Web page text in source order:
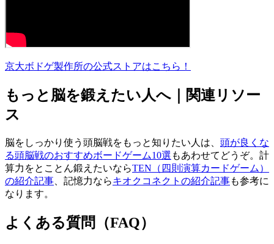
京大ボドゲ製作所の公式ストアはこちら！
もっと脳を鍛えたい人へ｜関連リソー
ス
脳をしっかり使う頭脳戦をもっと知りたい人は、 頭が良くな
る頭脳戦のおすすめボードゲーム10選 もあわせてどうぞ。計
算力をとことん鍛えたいならTEN（四則演算カードゲーム）
の紹介記事 、記憶力ならキオクコネクトの紹介記事も参考に
なります。
よくある質問（FAQ）